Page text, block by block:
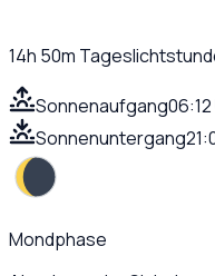
14h 50m
Sonnenaufgang
Sonnenuntergang
Mondphase